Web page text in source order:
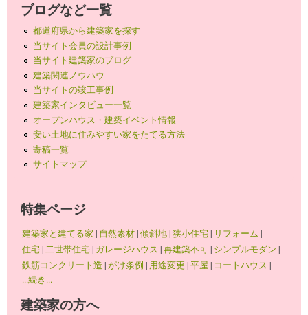
ブログなど一覧
都道府県から建築家を探す
当サイト会員の設計事例
当サイト建築家のブログ
建築関連ノウハウ
当サイトの竣工事例
建築家インタビュー一覧
オープンハウス・建築イベント情報
安い土地に住みやすい家をたてる方法
寄稿一覧
サイトマップ
特集ページ
建築家と建てる家 | 自然素材|傾斜地|狭小住宅| リフォーム |
住宅|二世帯住宅| ガレージハウス |再建築不可| シンプルモダン |
鉄筋コンクリート造 |がけ条例 | 用途変更 |平屋 | コートハウス |
...続き...
建築家の方へ